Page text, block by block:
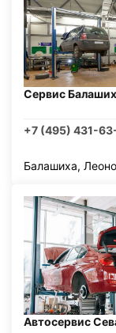
Сервис
+7 (495) 431-
Балашиха,
Автосервис